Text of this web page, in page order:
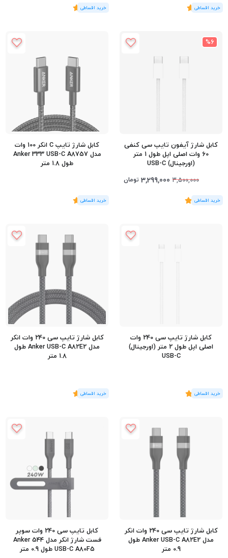
(1رای)
5
(1رای)
5
%6
کابل شارژ آیفون تایپ سی کنفی
60 وات اصلی اپل طول 1 متر
(اورجینال) USB-C
3,500,000
3,299,000 تومان
(3 رای)
5
کابل شارژ تایپ C انکر 100 وات
مدل Anker 333 USB-C A8757
طول 1.8 متر
(1رای)
5
کابل شارژ تایپ سی 240 وات
اصلی اپل طول 2 متر (اورجینال)
USB-C
(2 رای)
5
کابل شارژ تایپ سی 240 وات انکر
مدل Anker USB-C A82E2 طول
1.8 متر
(1رای)
5
کابل شارژ تایپ سی 240 وات انکر
مدل Anker USB-C A82E2 طول
0.9 متر
کابل تایپ سی 240 وات سوپر
فست شارژ انکر مدل Anker 544
USB-C A80F5 طول 0.9 متر